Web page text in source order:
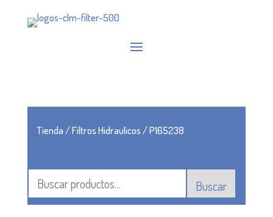
Tienda/Filtros Hidraulicos/ P165238
Buscar